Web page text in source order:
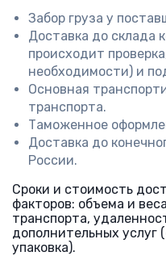
Забор груза у
Доставка до склада
происходит
необходимости) и
Основная
транспорта.
Таможенное
Доставка до
России.
Сроки и стоимость
факторов: объема и
транспорта,
дополнительных услуг
упаковка).